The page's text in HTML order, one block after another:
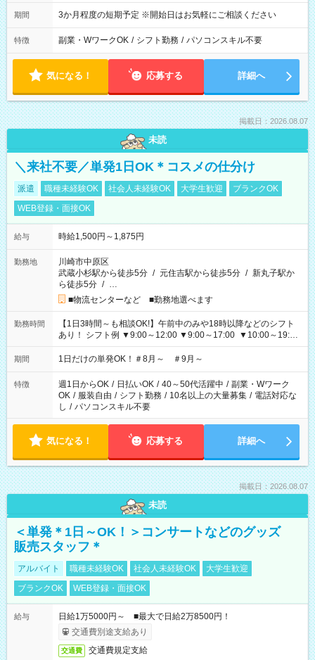
期間 3か月程度の短期予定 ※開始日はお気軽にご相談ください
特徴 副業・WワークOK / シフト勤務 / パソコンスキル不要
気になる！ 応募する 詳細へ
掲載日：2026.08.07
未読
＼来社不要／単発1日OK＊コスメの仕分け
派遣 職種未経験OK 社会人未経験OK 大学生歓迎
ブランクOK
WEB登録・面接OK
給与 時給1,500円～1,875円
勤務地
川崎市中原区
武蔵小杉駅から徒歩5分 / 元住吉駅から徒歩5分 / 新丸子駅か
ら徒歩5分 / …
■物流センターなど ■勤務地選べます
勤務時間
【1日3時間～も相談OK!】午前中のみや18時以降などのシフト
あり！ シフト例 ▼9:00～12:00 ▼9:00～17:00 ▼10:00～19:00
▼18:00～21:00
期間 1日だけの単発OK！＃8月～ ＃9月～
特徴 週1日からOK / 日払いOK / 40～50代活躍中 / 副業・Wワーク
OK / 服装自由 / シフト勤務 / 10名以上の大量募集 / 電話対応な
し / パソコンスキル不要
気になる！ 応募する 詳細へ
掲載日：2026.08.07
未読
＜単発＊1日～OK！＞コンサートなどのグッズ
販売スタッフ＊
アルバイト 職種未経験OK 社会人未経験OK
大学生歓迎
ブランクOK
WEB登録・面接OK
給与
日給1万5000円～ ■最大で日給2万8500円！
交通費別途支給あり
交通費 交通費規定支給